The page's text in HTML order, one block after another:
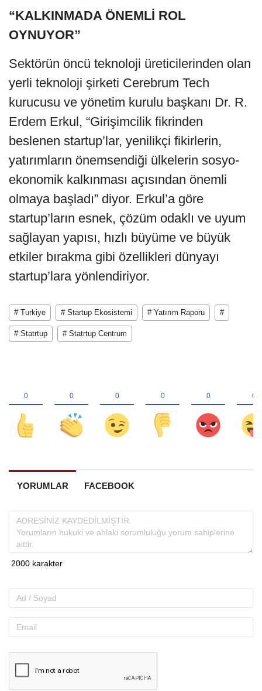
“KALKINMADA ÖNEMLİ ROL
OYNUYOR”
Sektörün öncü teknoloji üreticilerinden olan
yerli teknoloji şirketi Cerebrum Tech
kurucusu ve yönetim kurulu başkanı Dr. R.
Erdem Erkul, “Girişimcilik fikrinden
beslenen startup’lar, yenilikçi fikirlerin,
yatırımların önemsendiği ülkelerin sosyo-
ekonomik kalkınması açısından önemli
olmaya başladı” diyor. Erkul’a göre
startup’ların esnek, çözüm odaklı ve uyum
sağlayan yapısı, hızlı büyüme ve büyük
etkiler bırakma gibi özellikleri dünyayı
startup’lara yönlendiriyor.
# Turkiye # Startup Ekosistemi # Yatırım Raporu #
# Statrtup # Statrtup Centrum
YORUMLAR FACEBOOK